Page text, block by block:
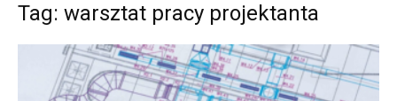
Tag: warsztat pracy projektanta